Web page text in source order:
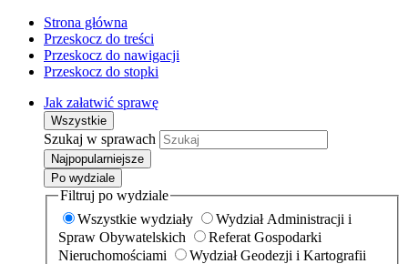
Strona główna
Przeskocz do treści
Przeskocz do nawigacji
Przeskocz do stopki
Jak załatwić sprawę
Wszystkie
Szukaj w sprawach
Najpopularniejsze
Po wydziale
Filtruj po wydziale
Wszystkie wydziały
Wydział Administracji i
Spraw Obywatelskich
Referat Gospodarki
Nieruchomościami
Wydział Geodezji i Kartografii